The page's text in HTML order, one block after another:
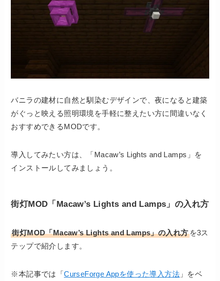
バニラの建材に自然と馴染むデザインで、夜になると建築
がぐっと映える照明環境を手軽に整えたい方に間違いなく
おすすめできるMODです。
導入してみたい方は、「Macaw’s Lights and Lamps」を
インストールしてみましょう。
街灯MOD「Macaw’s Lights and Lamps」の入れ方
街灯MOD「Macaw’s Lights and Lamps」の入れ方を3ス
テップで紹介します。
※本記事では「CurseForge Appを使った導入方法 」をベ